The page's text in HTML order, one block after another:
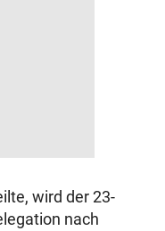
wird der 23-
nach